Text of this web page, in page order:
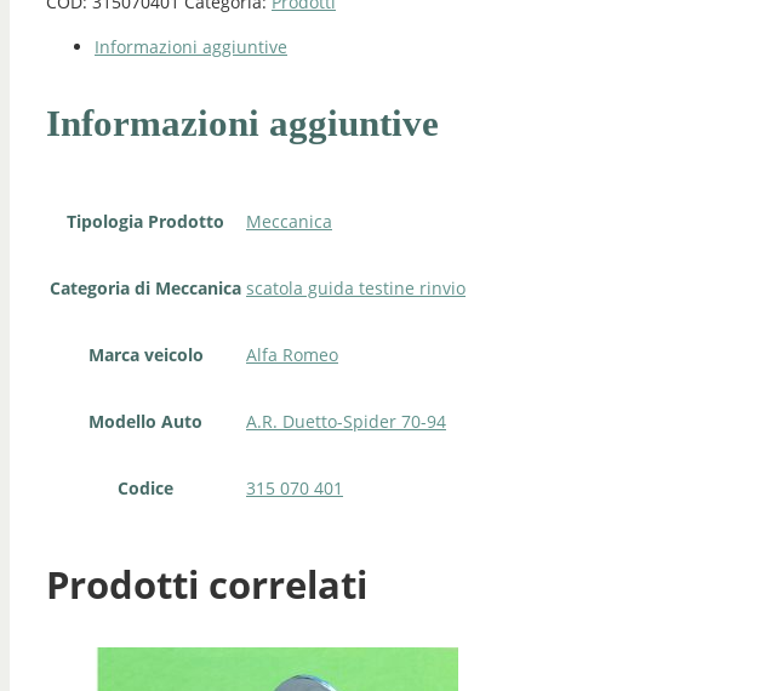
Informazioni aggiuntive
Informazioni aggiuntive
Tipologia Prodotto Meccanica
Categoria di Meccanica scatola guida testine rinvio
Marca veicolo Alfa Romeo
Modello Auto A.R. Duetto-Spider 70-94
Codice 315 070 401
Prodotti correlati